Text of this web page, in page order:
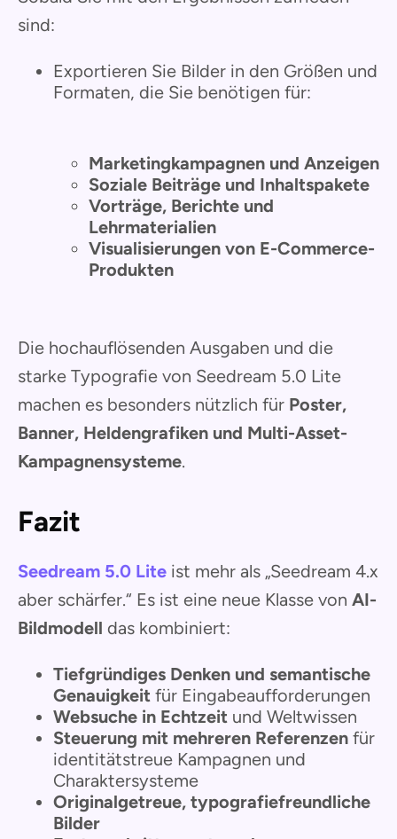
sind:
Exportieren Sie Bilder in den Größen und
Formaten, die Sie benötigen für:
Marketingkampagnen und Anzeigen
Soziale Beiträge und Inhaltspakete
Vorträge, Berichte und
Lehrmaterialien
Visualisierungen von E-Commerce-
Produkten
Die hochauflösenden Ausgaben und die
starke Typografie von Seedream 5.0 Lite
machen es besonders nützlich für Poster,
Banner, Heldengrafiken und Multi-Asset-
Kampagnensysteme.
Fazit
Seedream 5.0 Lite ist mehr als „Seedream 4.x
aber schärfer.“ Es ist eine neue Klasse von AI-
Bildmodell das kombiniert:
Tiefgründiges Denken und semantische
Genauigkeit für Eingabeaufforderungen
Websuche in Echtzeit und Weltwissen
Steuerung mit mehreren Referenzen für
identitätstreue Kampagnen und
Charaktersysteme
Originalgetreue, typografiefreundliche
Bilder